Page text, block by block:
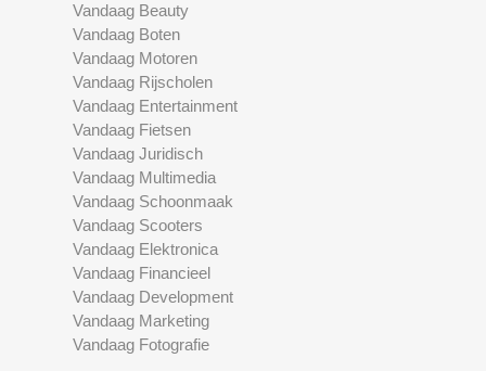
Vandaag Beauty
Vandaag Boten
Vandaag Motoren
Vandaag Rijscholen
Vandaag Entertainment
Vandaag Fietsen
Vandaag Juridisch
Vandaag Multimedia
Vandaag Schoonmaak
Vandaag Scooters
Vandaag Elektronica
Vandaag Financieel
Vandaag Development
Vandaag Marketing
Vandaag Fotografie